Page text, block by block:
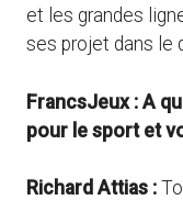
et les grandes
ses projet dans le
FrancsJeux : A
pour le sport et
Richard Attias :